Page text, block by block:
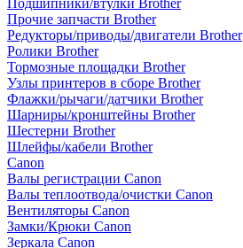
Подшипники/втулки Brother
Прочие запчасти Brother
Редукторы/приводы/двигатели Brother
Ролики Brother
Тормозные площадки Brother
Узлы принтеров в сборе Brother
Флажки/рычаги/датчики Brother
Шарниры/кронштейны Brother
Шестерни Brother
Шлейфы/кабели Brother
Canon
Валы регистрации Canon
Валы теплоотвода/очистки Canon
Вентиляторы Canon
Замки/Крюки Canon
Зеркала Canon